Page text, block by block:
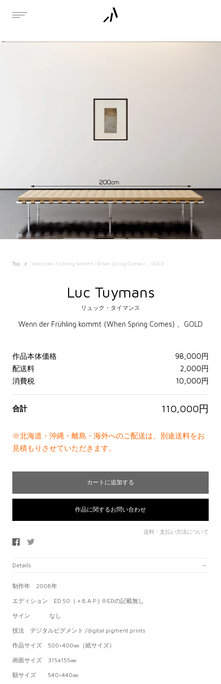
Top Wenn der Frühling kommt (When Spring Comes) 、GOLD
Luc Tuymans
リュック・タイマンス
Wenn der Frühling kommt (When Spring Comes) 、GOLD
作品本体価格
98,000円
配送料
2,000円
消費税
10,000円
合計 110,000円
※北海道・沖縄・離島・海外へのご配送は、別途送料をお
見積もりさせていただきます。
送料・支払い方法について
Details
制作年 2008年
エディション ED.50（＋8 A.P.) ※EDの記載無し
サイン なし
技法 デジタルピグメント /digital pigment prints
作品サイズ 500×400㎜（紙サイズ）
画面サイズ 315x155㎜
額サイズ 540×440㎜